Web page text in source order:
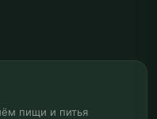
пищи и питья